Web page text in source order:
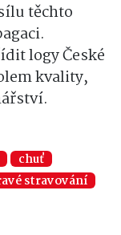
těchto
logy České
kvality,
chuť
stravování